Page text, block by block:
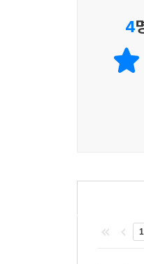
어머니는 참
참사를 막지
해경과 어른
다. 응답
무심함은 어
책의 저자들
응급실 근처
보호자이자
느끼는 한편,
체계) 속 기
4
1